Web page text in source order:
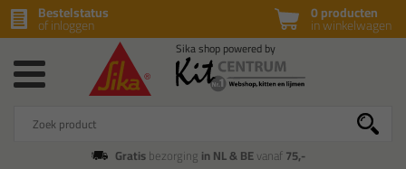
0 producten
in winkelwagen
Bestelstatus
of inloggen
Gratisbezorging in NL & BEvanaf75,-